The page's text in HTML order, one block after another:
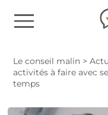
Le conseil malin >
activités à faire avec
temps